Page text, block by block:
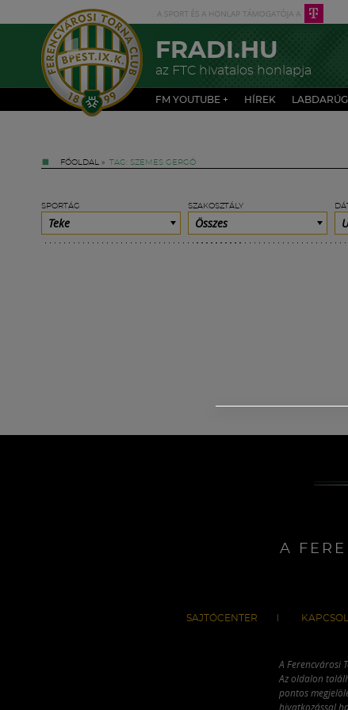
FRADI.HU
az FTC hivatalos honlapja
FM YOUTUBE + HÍREK
FŐOLDAL » TAG: SZEMES GERGŐ
SPORTÁG
Teke
SZAKOSZTÁLY
Összes
A
SAJTÓCENTER
A Ferencvárosi
Az oldalon
pontos
hivatkozással